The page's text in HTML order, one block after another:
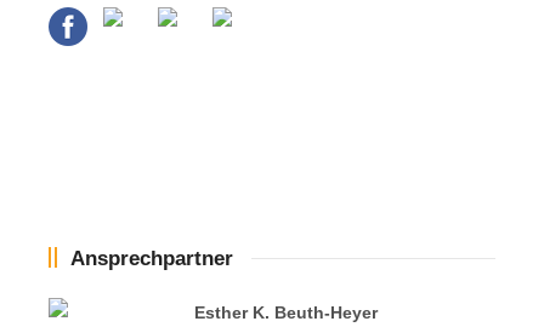
Ansprechpartner
Esther K. Beuth-Heyer